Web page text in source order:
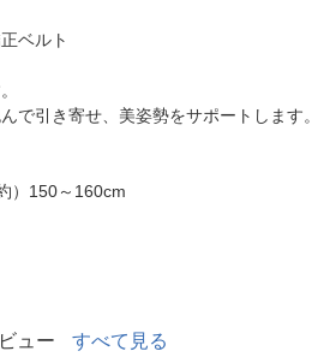
ベルト
で引き寄せ、美姿勢をサポートします。
）150～160cm
ュー すべて見る